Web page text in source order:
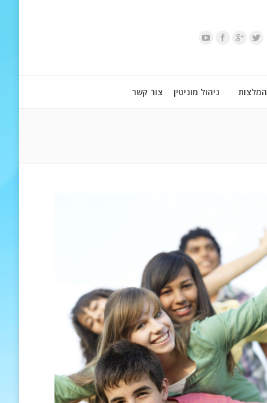
המלצות ניהול מוניטין צור קשר